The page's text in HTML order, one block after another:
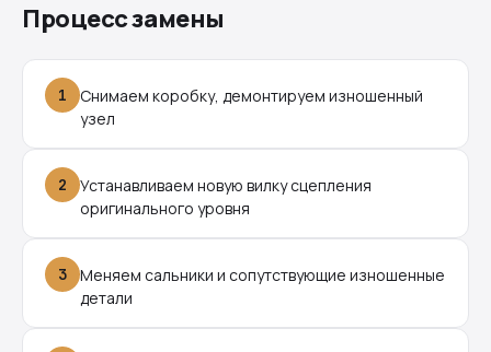
Процесс замены
1
Снимаем коробку, демонтируем изношенный
узел
2
Устанавливаем новую вилку сцепления
оригинального уровня
3
Меняем сальники и сопутствующие изношенные
детали